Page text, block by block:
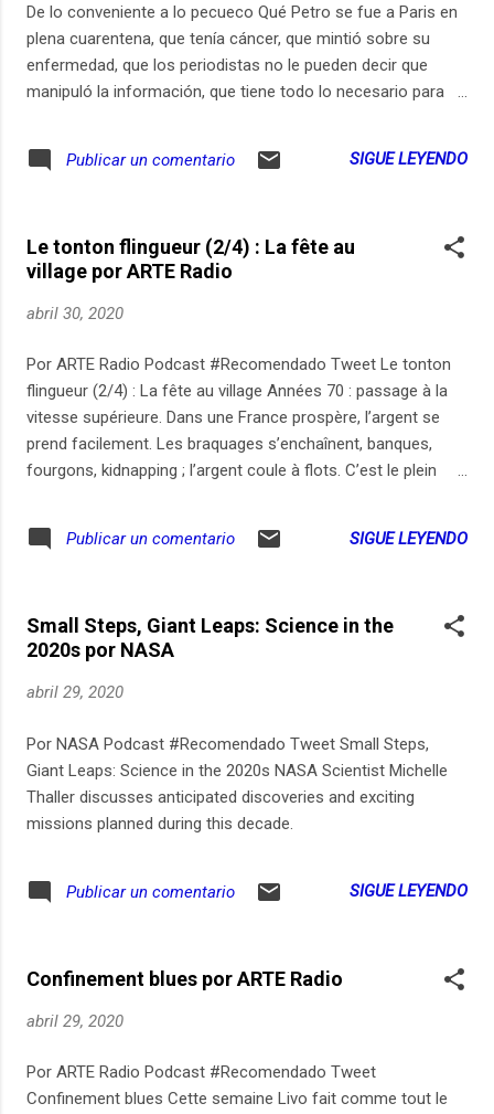
De lo conveniente a lo pecueco Qué Petro se fue a Paris en
plena cuarentena, que tenía cáncer, que mintió sobre su
enfermedad, que los periodistas no le pueden decir que
manipuló la información, que tiene todo lo necesario para
investigación, que eso es exagerado. Unas narrativas llenas
Podcast (Maru Lombardo y Rodrigo Rodriguez) Gracias a
todos los patreons que hacen este episodio posible
www.presuntopodcast.com
Publicar un comentario SIGUE LEYENDO
Le tonton flingueur (2/4) : La fête au
village por ARTE Radio
abril 30, 2020
Por ARTE Radio Podcast #Recomendado Tweet Le tonton
flingueur (2/4) : La fête au village Années 70 : passage à la
vitesse supérieure. Dans une France prospère, l’argent se
prend facilement. Les braquages s’enchaînent, banques,
fourgons, kidnapping ; l’argent coule à flots. C’est le plein
C’est le temps de la fête, de la flambe et des copains.
Jusqu’à quand ? Premières arrestations, premiers pas dans
Jean-Pierre Tagliafferi est un ancien braqueur. Un titi de Paris
13e, un voyou à l’ancienne avec la gouaille d’Audiard qui
raconte sa vie, les braquages et les kidnappings, les
avec une femme trans… Un personnage étonnant et
délicieux. Sa vie est aussi racontée à sa femme dans « Je
n’ai jamais tué quelqu’un qui ne le méritait pas » de Kristina...
Publicar un comentario SIGUE LEYENDO
Small Steps, Giant Leaps: Science in the
2020s por NASA
abril 29, 2020
Por NASA Podcast #Recomendado Tweet Small Steps,
Giant Leaps: Science in the 2020s NASA Scientist Michelle
Thaller discusses anticipated discoveries and exciting
missions planned during this decade.​
Publicar un comentario SIGUE LEYENDO
Confinement blues por ARTE Radio
abril 29, 2020
Por ARTE Radio Podcast #Recomendado Tweet
Confinement blues Cette semaine Livo fait comme tout le